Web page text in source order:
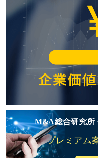
M&A総合研究所
プレミアム